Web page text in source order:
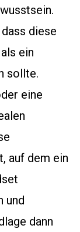
diese
ein
sollte.
eine
auf dem ein
und
dann